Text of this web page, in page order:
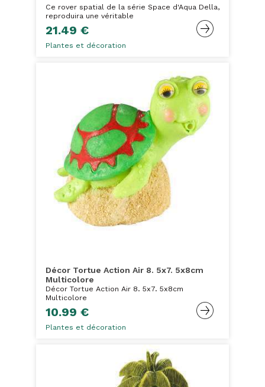
Ce rover spatial de la série Space d'Aqua Della,
reproduira une véritable
21.49 €
Plantes et décoration
Décor Tortue Action Air 8. 5x7. 5x8cm
Multicolore
Décor Tortue Action Air 8. 5x7. 5x8cm
Multicolore
10.99 €
Plantes et décoration